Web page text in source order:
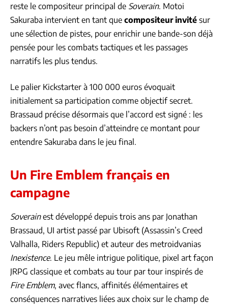
reste le compositeur principal de Soverain. Motoi
Sakuraba intervient en tant que compositeur invité sur
une sélection de pistes, pour enrichir une bande-son déjà
pensée pour les combats tactiques et les passages
narratifs les plus tendus.
Le palier Kickstarter à 100 000 euros évoquait
initialement sa participation comme objectif secret.
Brassaud précise désormais que l’accord est signé : les
backers n’ont pas besoin d’atteindre ce montant pour
entendre Sakuraba dans le jeu final.
Un Fire Emblem français en
campagne
Soverainest développé depuis trois ans par Jonathan
Brassaud, UI artist passé par Ubisoft (Assassin’s Creed
Valhalla, Riders Republic) et auteur des metroidvanias
Inexistence. Le jeu mêle intrigue politique, pixel art façon
JRPG classique et combats au tour par tour inspirés de
Fire Emblem, avec flancs, affinités élémentaires et
conséquences narratives liées aux choix sur le champ de